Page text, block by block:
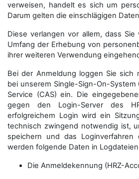
verweisen, handelt es sich um
Darum gelten die einschlägigen
Diese verlangen vor allem, dass
Umfang der Erhebung von
ihrer weiteren Verwendung
Bei der Anmeldung loggen Sie sich
bei unserem Single-Sign-On-System
Service (CAS) ein. Die
gegen den Login-Server des
erfolgreichem Login wird ein
technisch zwingend notwendig ist,
speichern und das Loginverfahren
werden folgende Daten in
Die Anmeldekennung (HRZ-